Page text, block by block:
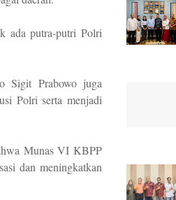
ada putra-putri Polri
Sigit Prabowo juga
Polri serta menjadi
Munas VI KBPP
dan meningkatkan